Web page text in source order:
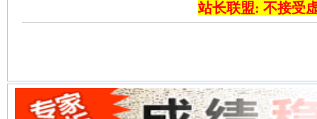
站长联盟: 不接受